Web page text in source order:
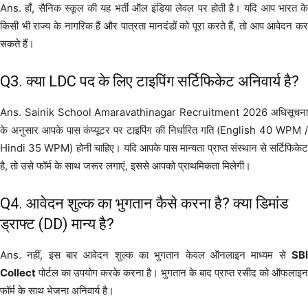
Ans. हाँ, सैनिक स्कूल की यह भर्ती ऑल इंडिया लेवल पर होती है। यदि आप भारत के
किसी भी राज्य के नागरिक हैं और पात्रता मानदंडों को पूरा करते हैं, तो आप आवेदन कर
सकते हैं।
Q3. क्या LDC पद के लिए टाइपिंग सर्टिफिकेट अनिवार्य है?
Ans. Sainik School Amaravathinagar Recruitment 2026 अधिसूचना
के अनुसार आपके पास कंप्यूटर पर टाइपिंग की निर्धारित गति (English 40 WPM /
Hindi 35 WPM) होनी चाहिए। यदि आपके पास मान्यता प्राप्त संस्थान से सर्टिफिकेट
है, तो उसे फॉर्म के साथ जरूर लगाएं, इससे आपको प्राथमिकता मिलेगी।
Q4. आवेदन शुल्क का भुगतान कैसे करना है? क्या डिमांड
ड्राफ्ट (DD) मान्य है?
Ans. नहीं, इस बार आवेदन शुल्क का भुगतान केवल ऑनलाइन माध्यम से SBI
Collectपोर्टल का उपयोग करके करना है। भुगतान के बाद प्राप्त रसीद को ऑफलाइन
फॉर्म के साथ भेजना अनिवार्य है।